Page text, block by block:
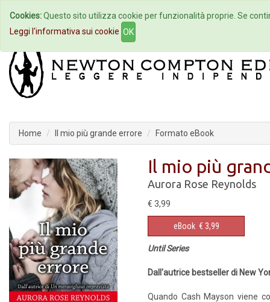
Home Autori Eventi
Home Il mio più grande errore Formato eBook
Il mio più
Aurora Rose Reynolds
€ 3,99
eBook € 3,99
Until Series
Dall'autrice bestseller di New
Quando Cash Mayson viene
Cookies:Questo sito utilizza cookie per funzionalità proprie. Se
Leggi l'informativa sui cookie OK